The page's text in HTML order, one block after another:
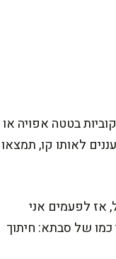
בטטה אפויה או
לאותו קו, תמצאו
אז לפעמים אני
כמו של סבתא: חיתוך